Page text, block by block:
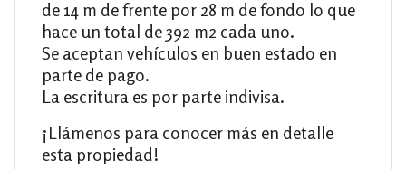
de 14 m de frente por 28 m de fondo lo que
hace un total de 392 m2 cada uno.
Se aceptan vehículos en buen estado en
parte de pago.
La escritura es por parte indivisa.
¡Llámenos para conocer más en detalle
esta propiedad!